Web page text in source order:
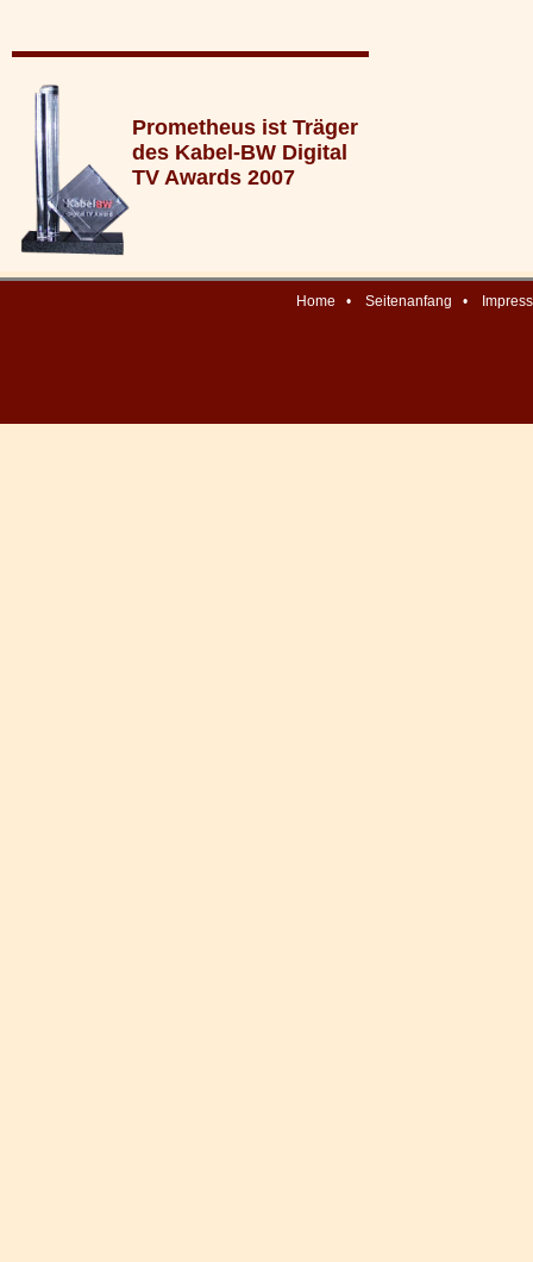
Prometheus ist Träger
des Kabel-BW Digital
TV Awards 2007
Home • Seitenanfang •